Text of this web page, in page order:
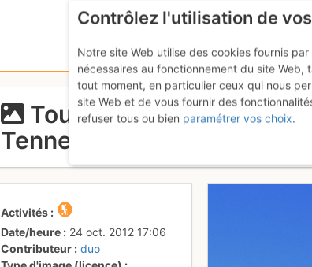
Tour des dents
Tenneverge
Activités
Date/heure
24 oct. 2012 17:06
Contributeur
duo
Contrôlez l'utilisation de
Notre site Web utilise des cookies fournis
nécessaires au fonctionnement du site
tout moment, en particulier ceux qui nous
site Web et de vous fournir des
refuser tous ou bien paramétrer vos choix.